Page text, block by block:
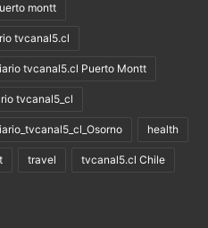
montt
tvcanal5.cl
tvcanal5.cl Puerto Montt
tvcanal5_cl
health
travel tvcanal5.cl Chile